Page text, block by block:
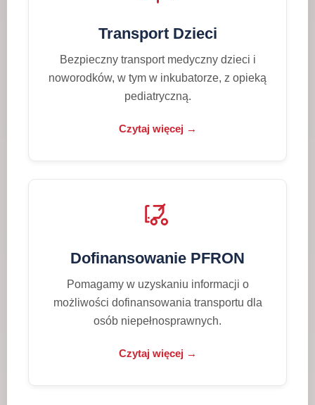
Transport Dzieci
Bezpieczny transport medyczny dzieci i
noworodków, w tym w inkubatorze, z opieką
pediatryczną.
Czytaj więcej →
Dofinansowanie PFRON
Pomagamy w uzyskaniu informacji o
możliwości dofinansowania transportu dla
osób niepełnosprawnych.
Czytaj więcej →